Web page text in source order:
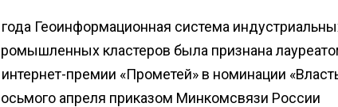
Геоинформационная система
кластеров была признана
премии «Прометей» в номинации
апреля приказом Минкомсвязи России